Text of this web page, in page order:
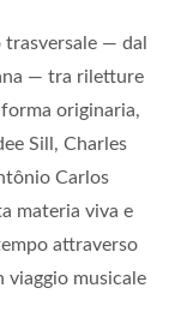
trasversale — dal
— tra riletture
originaria,
Sill, Charles
Carlos
materia viva e
attraverso
viaggio musicale